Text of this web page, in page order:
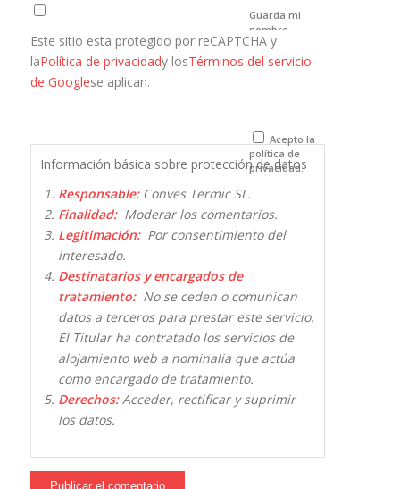
Guarda mi
nombre,
correo
electrónico y
que comente.
Este sitio esta protegido por reCAPTCHA y
laPolítica de privacidady losTérminos del servicio
de Googlese aplican.
Acepto la
política de
privacidad.
Información básica sobre protección de datos
Responsable:Conves Termic SL.
Finalidad:Moderar los comentarios.
Legitimación:Por consentimiento del
interesado.
Destinatarios y encargados de
tratamiento:No se ceden o comunican
datos a terceros para prestar este servicio.
El Titular ha contratado los servicios de
alojamiento web a nominalia que actúa
como encargado de tratamiento.
Derechos:Acceder, rectificar y suprimir
los datos.